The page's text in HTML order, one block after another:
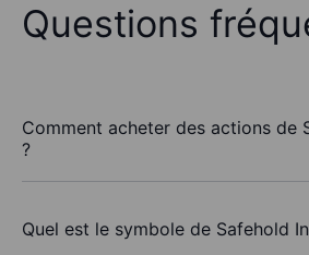
Questions
Comment acheter des actions de
?
Quel est le symbole de Safehold